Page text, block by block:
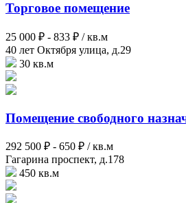
Торговое помещение
25 000 ₽ - 833 ₽ / кв.м
40 лет Октября улица, д.29
30 кв.м
Помещение свободного
292 500 ₽ - 650 ₽ / кв.м
Гагарина проспект, д.178
450 кв.м